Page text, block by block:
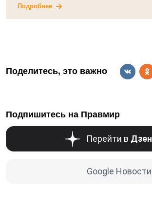
Подробнее
Поделитесь, это важно
Подпишитесь на Правмир
Перейти в Дзен
Google Новости